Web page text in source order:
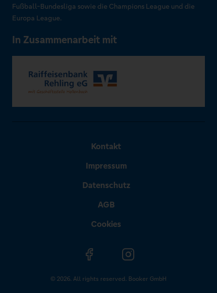
Fußball-Bundesliga sowie die Champions League und die
Europa League.
In Zusammenarbeit mit
Kontakt
Impressum
Datenschutz
AGB
Cookies
© 2026. All rights reserved. Booker GmbH